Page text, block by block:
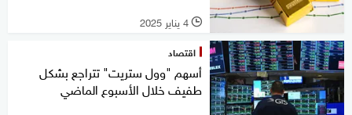
l 4 يناير 2025
اقتصاد
أسهم "وول ستريت" تتراجع بشكل
طفيف خلال الأسبوع الماضي